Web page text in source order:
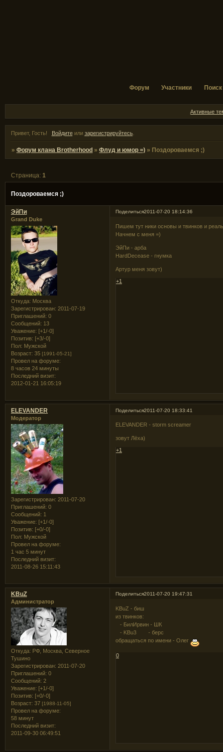
Форум Участники Поиск
Активные
Привет, Гость! Войдитеили зарегистрируйтесь.
»Форум клана Brotherhood »Флуд и юмор =) » Поздороваемся ;)
Поздороваемся ;)
Страница:1
Поделиться2011-07-20 18:14:36
ЭйПи
Grand Duke
Откуда: Москва
Зарегистрирован: 2011-07-19
Приглашений: 0
Сообщений: 13
Уважение: [+1/-0]
Позитив: [+3/-0]
Пол: Мужской
Возраст: 35 [1991-05-21]
Провел на форуме:
8 часов 24 минуты
Последний визит:
2012-01-21 16:05:19
Пишем тут ники основы и твинков и
Начнем с меня =)
ЭйПи - арба
HardDecease - гнумка
Артур меня зовут)
+1
Поделиться2011-07-20 18:33:41
ELEVANDER
Модератор
Зарегистрирован: 2011-07-20
Приглашений: 0
Сообщений: 1
Уважение: [+1/-0]
Позитив: [+0/-0]
Пол: Мужской
Провел на форуме:
1 час 5 минут
Последний визит:
2011-08-26 15:11:43
ELEVANDER - storm screamer
зовут Лёха)
+1
Поделиться2011-07-20 19:47:31
KBuZ
Администратор
Откуда: РФ, Москва, Северное
Тушино
Зарегистрирован: 2011-07-20
Приглашений: 0
Сообщений: 2
Уважение: [+1/-0]
Позитив: [+0/-0]
Возраст: 37 [1988-11-05]
Провел на форуме:
58 минут
Последний визит:
2011-09-30 06:49:51
KBuZ - биш
из твинков:
- БилИрвин - ШК
- KBu3 - берс
обращаться по имени - Олег
0